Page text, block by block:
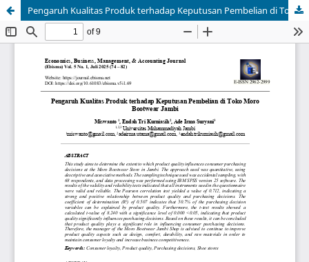
Pengaruh Kualitas Produk terhadap Keputusan Pembelian di Toko Moro Bootwear Jambi